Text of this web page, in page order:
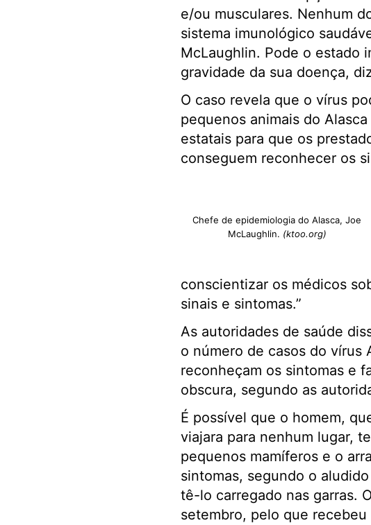
e/ou musculares. Nenhum
sistema imunológico
McLaughlin. Pode o estado
gravidade da sua doença,
O caso revela que o vírus
pequenos animais do
estatais para que os
conseguem reconhecer os
Chefe de epidemiologia do Alasca, Joe
McLaughlin. (ktoo.org)
conscientizar os médicos
sinais e sintomas.”
As autoridades de saúde
o número de casos do vírus
reconheçam os sintomas e
obscura, segundo as
É possível que o homem,
viajara para nenhum lugar,
pequenos mamíferos e o
sintomas, segundo o
tê-lo carregado nas garras.
setembro, pelo que